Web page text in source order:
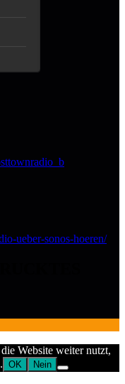
ueber-sonos-hoeren/
Website weiter nutzt,
OK Nein